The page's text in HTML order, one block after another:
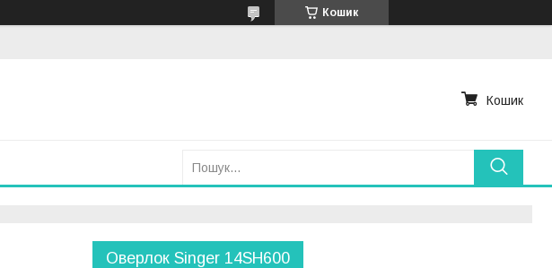
Кошик
Кошик
Оверлок Singer 14SH600